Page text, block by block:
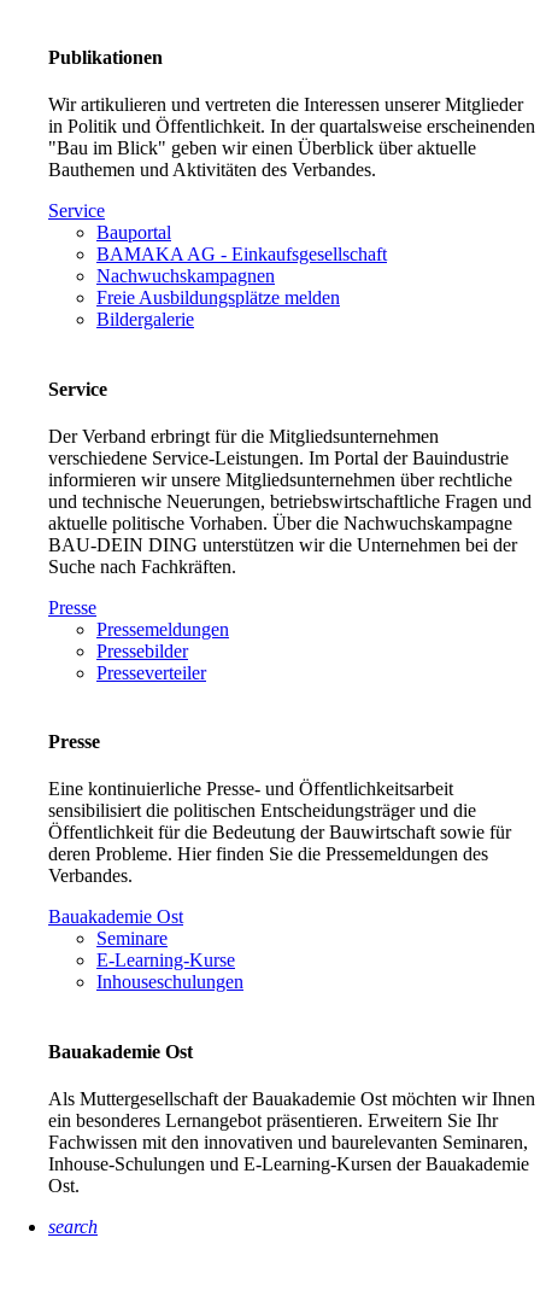
Publikationen
Wir artikulieren und vertreten die Interessen unserer Mitglieder
in Politik und Öffentlichkeit. In der quartalsweise erscheinenden
"Bau im Blick" geben wir einen Überblick über aktuelle
Bauthemen und Aktivitäten des Verbandes.
Service
Bauportal
BAMAKA AG - Einkaufsgesellschaft
Nachwuchskampagnen
Freie Ausbildungsplätze melden
Bildergalerie
Service
Der Verband erbringt für die Mitgliedsunternehmen
verschiedene Service-Leistungen. Im Portal der Bauindustrie
informieren wir unsere Mitgliedsunternehmen über rechtliche
und technische Neuerungen, betriebswirtschaftliche Fragen und
aktuelle politische Vorhaben. Über die Nachwuchskampagne
BAU-DEIN DING unterstützen wir die Unternehmen bei der
Suche nach Fachkräften.
Presse
Pressemeldungen
Pressebilder
Presseverteiler
Presse
Eine kontinuierliche Presse- und Öffentlichkeitsarbeit
sensibilisiert die politischen Entscheidungsträger und die
Öffentlichkeit für die Bedeutung der Bauwirtschaft sowie für
deren Probleme. Hier finden Sie die Pressemeldungen des
Verbandes.
Bauakademie Ost
Seminare
E-Learning-Kurse
Inhouseschulungen
Bauakademie Ost
Als Muttergesellschaft der Bauakademie Ost möchten wir Ihnen
ein besonderes Lernangebot präsentieren. Erweitern Sie Ihr
Fachwissen mit den innovativen und baurelevanten Seminaren,
Inhouse-Schulungen und E-Learning-Kursen der Bauakademie
Ost.
search